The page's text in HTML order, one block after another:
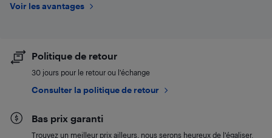
Voir les avantages
Politique de retour
30 jours pour le retour ou l’échange
Consulter la politique de retour
Bas prix garanti
Trouvez un meilleur prix ailleurs, nous serons heureux de l’égaliser.